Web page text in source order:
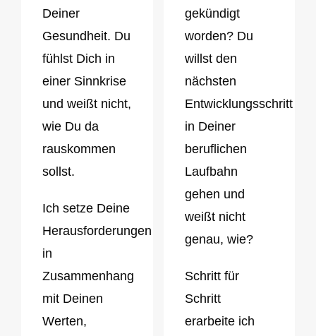
Deiner
Gesundheit. Du
fühlst Dich in
einer Sinnkrise
und weißt nicht,
wie Du da
rauskommen
sollst.
Ich setze Deine
Herausforderungen
in
Zusammenhang
mit Deinen
Werten,
gekündigt
worden? Du
willst den
nächsten
Entwicklungsschritt
in Deiner
beruflichen
Laufbahn
gehen und
weißt nicht
genau, wie?
Schritt für
Schritt
erarbeite ich